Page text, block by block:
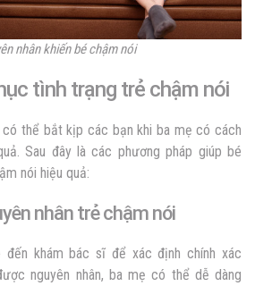
nhân khiến bé chậm nói
tình trạng trẻ chậm nói
thể bắt kịp các bạn khi ba mẹ có cách
Sau đây là các phương pháp giúp bé
nói hiệu quả:
nhân trẻ chậm nói
đến khám bác sĩ để xác định chính xác
nguyên nhân, ba mẹ có thể dễ dàng